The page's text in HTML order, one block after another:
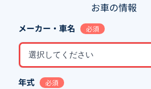
お車の情報
メーカー・車名 必須
選択してください
年式 必須